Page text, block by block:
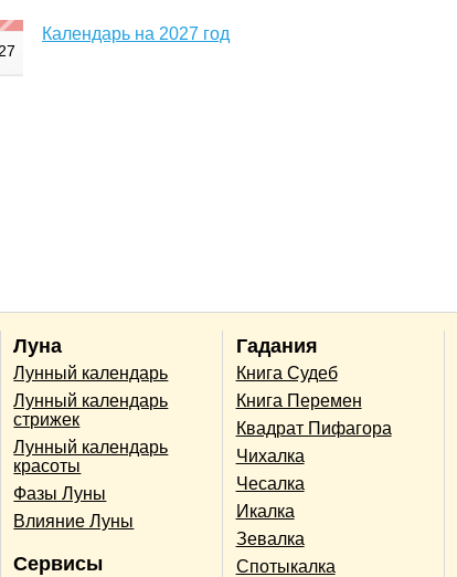
Календарь на 2027 год
Луна
Лунный календарь
Лунный календарь
стрижек
Лунный календарь
красоты
Фазы Луны
Влияние Луны
Сервисы
Гадания
Книга Судеб
Книга Перемен
Квадрат Пифагора
Чихалка
Чесалка
Икалка
Зевалка
Спотыкалка